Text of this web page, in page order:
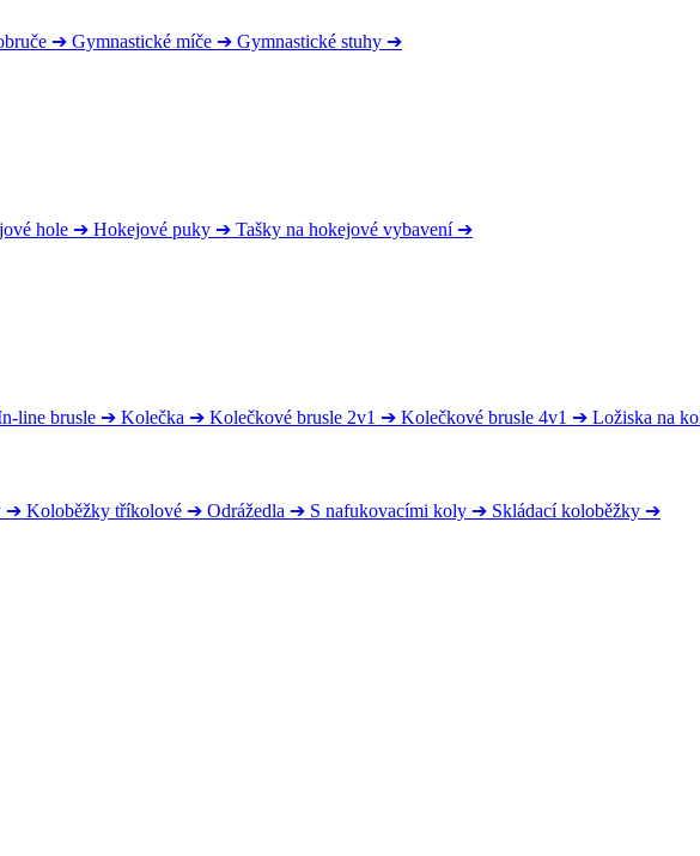
➔ Gymnastické míče ➔ Gymnastické stuhy ➔
hole ➔ Hokejové puky ➔ Tašky na hokejové vybavení ➔
line brusle ➔ Kolečka ➔ Kolečkové brusle 2v1 ➔ Kolečkové brusle 4v1 ➔ Ložiska na
➔ Koloběžky tříkolové ➔ Odrážedla ➔ S nafukovacími koly ➔ Skládací koloběžky ➔